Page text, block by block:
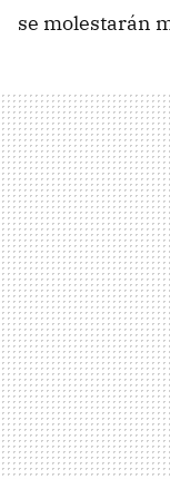
se molestarán